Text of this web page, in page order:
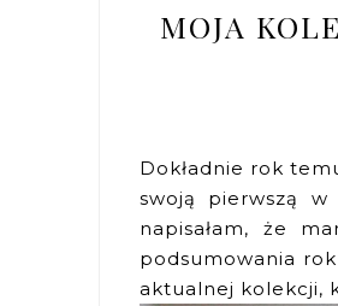
MOJA
Dokładnie rok
swoją pierwszą
napisałam, że
podsumowania
aktualnej kolekcji,